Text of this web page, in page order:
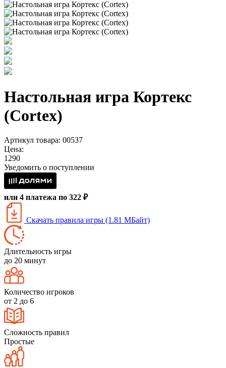
Настольная игра Кортекс
(Cortex)
Артикул товара: 00537
Цена:
1290
Уведомить о поступлении
или 4 платежа по 322 ₽
Скачать правила игры (1.81 МБайт)
Длительность игры
до 20 минут
Количество игроков
от 2 до 6
Сложность правил
Простые